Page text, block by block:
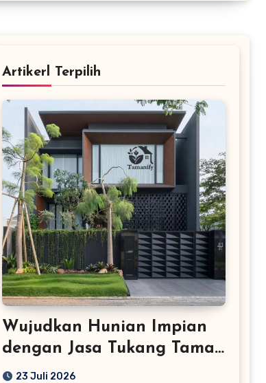
Artikerl Terpilih
Wujudkan Hunian Impian
dengan Jasa Tukang Taman
Profesional
23 Juli 2026